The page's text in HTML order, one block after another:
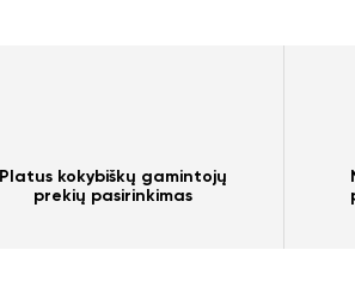
Platus kokybiškų gamintojų
prekių pasirinkimas